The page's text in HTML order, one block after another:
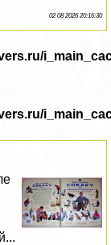
02 08 2026 20:16:30